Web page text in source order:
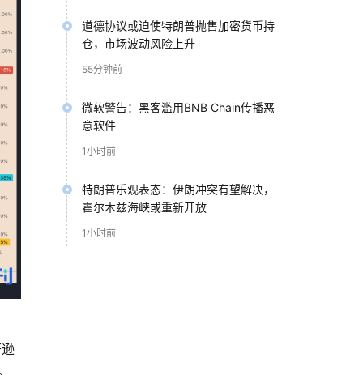
道德协议或迫使特朗普抛售加密货币持
仓，市场波动风险上升
55分钟前
微软警告：黑客滥用BNB Chain传播恶
意软件
1小时前
特朗普乐观表态：伊朗冲突有望解决，
霍尔木兹海峡或重新开放
1小时前